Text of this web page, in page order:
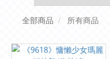
全部商品 所有商品